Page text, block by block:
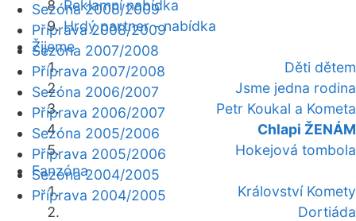
Reklamní nabídka
Hrdý partner - nabídka
Žijeme
Děti dětem
Jsme jedna rodina
Petr Koukal a Kometa
Chlapi ŽENÁM
Hokejová tombola
Fanzóna
Království Komety
Dortiáda
Sezóna 2008/2009
Příprava 2008/2009
Sezóna 2007/2008
Příprava 2007/2008
Sezóna 2006/2007
Příprava 2006/2007
Sezóna 2005/2006
Příprava 2005/2006
Sezóna 2004/2005
Příprava 2004/2005